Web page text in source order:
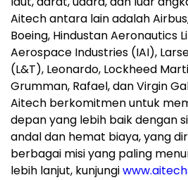
Aitech antara lain adalah
Boeing, Hindustan Aeronautics
Aerospace Industries (IAI),
(L&T), Leonardo, Lockheed
Grumman, Rafael, dan Virgin
Aitech berkomitmen untuk
depan yang lebih baik dengan
andal dan hemat biaya, yang
berbagai misi yang paling
lebih lanjut, kunjungi